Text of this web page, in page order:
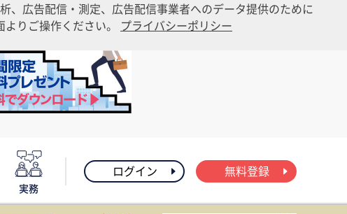
、広告配信・測定、広告配信事業者へのデータ提供のために
りご操作ください。 プライバシーポリシー
実務
ログイン 無料登録